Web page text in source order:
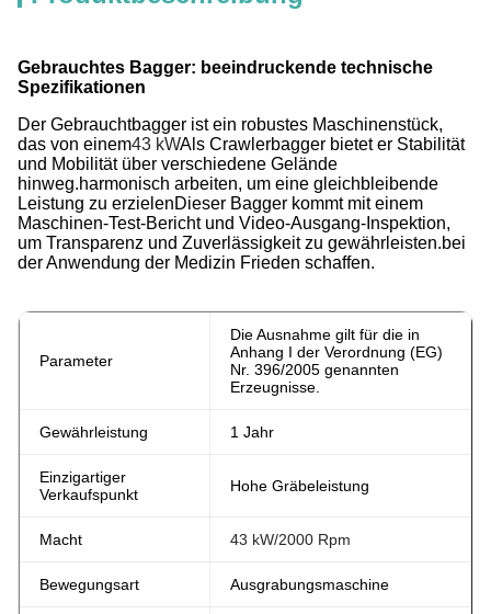
Gebrauchtes Bagger: beeindruckende technische
Spezifikationen
Der Gebrauchtbagger ist ein robustes Maschinenstück,
das von einem43 kWAls Crawlerbagger bietet er Stabilität
und Mobilität über verschiedene Gelände
hinweg.harmonisch arbeiten, um eine gleichbleibende
Leistung zu erzielenDieser Bagger kommt mit einem
Maschinen-Test-Bericht und Video-Ausgang-Inspektion,
um Transparenz und Zuverlässigkeit zu gewährleisten.bei
der Anwendung der Medizin Frieden schaffen.
Parameter
Die Ausnahme gilt für die in
Anhang I der Verordnung (EG)
Nr. 396/2005 genannten
Erzeugnisse.
Gewährleistung 1 Jahr
Einzigartiger
Verkaufspunkt
Hohe Gräbeleistung
Macht 43 kW/2000 Rpm
Bewegungsart Ausgrabungsmaschine